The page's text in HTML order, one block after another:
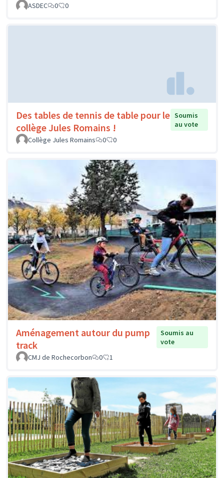
ASDEC 0 0
Des tables de tennis de table pour le
collège Jules Romains !
Soumis
au vote
Collège Jules Romains
0 0
Aménagement autour du pump
track
Soumis au
vote
CMJ de Rochecorbon
0 1